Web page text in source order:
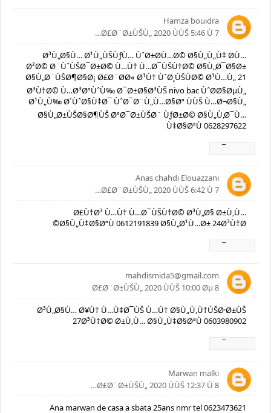
Hamza bouidra
7 Ø£Ø¨Ø±ÙŠÙ„ 2020 ÙÙŠ 5:46 Ù…
Ø³Ù„Ø§Ù… Ø¹Ù„ÙŠÙƒÙ… ÙˆØ±Ø­Ù…Ø© Ø§Ù„Ù„Ù‡ Ø­Ù…
Ø²Ø© Ø¨ÙˆÙŠØ¯Ø±Ø© Ù…Ù† Ù…Ø¯ÙŠÙ†Ø© Ø§Ù„Ø¯Ø§Ø±
Ø§Ù„Ø¨ÙŠØ¶Ø§Ø¡ Ø£Ø¨Ø­Ø« Ø¹Ù† ÙˆØ¸ÙŠÙØ© Ø¹Ù…Ù„ 21
Ø³Ù†Ø© Ù…Ø³ØªÙˆÙ‰ Ø¯Ø±Ø§Ø³ÙŠ nivo bac ÙˆØ­Ø§ØµÙ„
Ø¹Ù„Ù‰ Ø´ÙˆØ§Ù‡Ø¯ ÙˆØ¯Ø¨Ù„Ù…Ø§Øª ÙÙŠ Ù…Ø¬Ø§Ù„
Ø§Ù„Ø±ÙŠØ§Ø¶ÙŠ ØªØ¯Ø±ÙŠØ¨ ÙƒØ±Ø© Ø§Ù„Ù‚Ø¯Ù…
Ù‡Ø§ØªÙ 0628297622
Anas chahdi Elouazzani
7 Ø£Ø¨Ø±ÙŠÙ„ 2020 ÙÙŠ 6:42 Ù…
Ø£Ù†Ø³ Ù…Ù† Ù…Ø¯ÙŠÙ†Ø© Ø³Ù„Ø§ Ø±Ù‚Ù…
Ø§Ù„Ù‡Ø§ØªÙ 0612191839 Ø§Ù„Ø¹Ù…Ø± 24Ø³Ù†Ø©
mahdismida5@gmail.com
8 Ø£Ø¨Ø±ÙŠÙ„ 2020 ÙÙŠ 10:00 Øµ
Ø³Ù„Ø§Ù… Ø¥Ù† Ù…Ù‡Ø¯ÙŠ Ù…Ù† Ø§Ù„Ù‚Ù†ÙŠØ·Ø±ÙŠ
27Ø³Ù†Ø© Ø±Ù‚Ù… Ø§Ù„Ù‡Ø§ØªÙ 0603980902
Marwan malki
8 Ø£Ø¨Ø±ÙŠÙ„ 2020 ÙÙŠ 12:37 Ù…
Ana marwan de casa a sbata 25ans nmr tel 0623473621